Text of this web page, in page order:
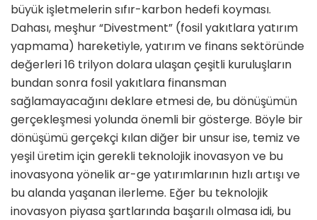
büyük işletmelerin sıfır-karbon hedefi koyması.
Dahası, meşhur “Divestment” (fosil yakıtlara yatırım
yapmama) hareketiyle, yatırım ve finans sektöründe
değerleri 16 trilyon dolara ulaşan çeşitli kuruluşların
bundan sonra fosil yakıtlara finansman
sağlamayacağını deklare etmesi de, bu dönüşümün
gerçekleşmesi yolunda önemli bir gösterge. Böyle bir
dönüşümü gerçekçi kılan diğer bir unsur ise, temiz ve
yeşil üretim için gerekli teknolojik inovasyon ve bu
inovasyona yönelik ar-ge yatırımlarının hızlı artışı ve
bu alanda yaşanan ilerleme. Eğer bu teknolojik
inovasyon piyasa şartlarında başarılı olmasa idi, bu